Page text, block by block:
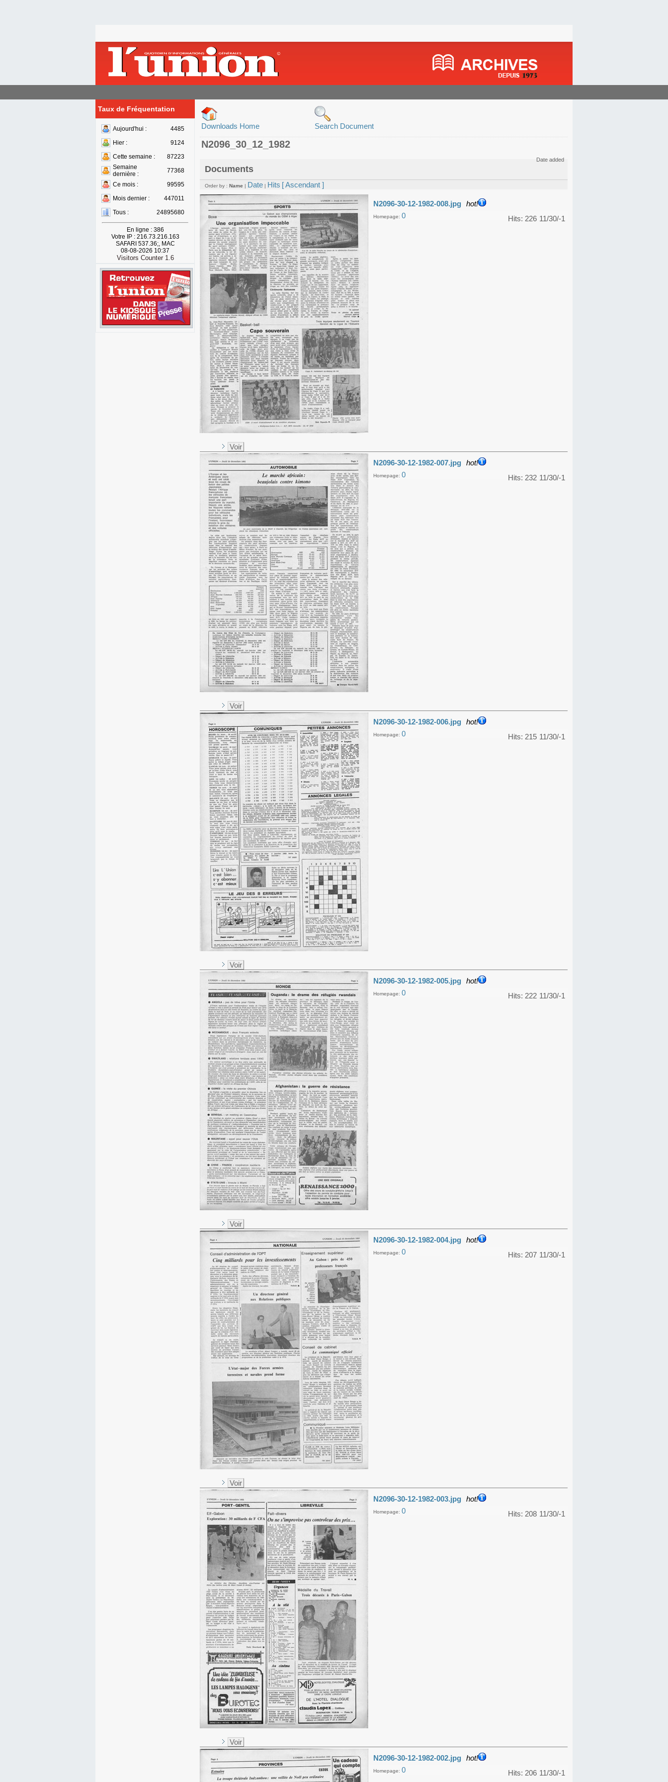
Taux de Fréquentation
Aujourd'hui :
4485
Hier :
9124
Cette semaine :
87223
Semaine
dernière :
77368
Ce mois :
99595
Mois dernier :
447011
Tous :
24895680
En ligne : 386
Votre IP : 216.73.216.163
SAFARI 537.36;, MAC
08-08-2026 10:37
Visitors Counter 1.6
Downloads Home Search Document
N2096_30_12_1982
Documents
Date added
Order by : Name | Date | Hits [ Ascendant ]
N2096-30-12-1982-008.jpg hot!
11/30/-1
Hits: 226
Homepage: 0
Voir
N2096-30-12-1982-007.jpg hot!
11/30/-1
Hits: 232
Homepage: 0
Voir
N2096-30-12-1982-006.jpg hot!
11/30/-1
Hits: 215
Homepage: 0
Voir
N2096-30-12-1982-005.jpg hot!
11/30/-1
Hits: 222
Homepage: 0
Voir
N2096-30-12-1982-004.jpg hot!
11/30/-1
Hits: 207
Homepage: 0
Voir
N2096-30-12-1982-003.jpg hot!
11/30/-1
Hits: 208
Homepage: 0
Voir
N2096-30-12-1982-002.jpg hot!
11/30/-1
Hits: 206
Homepage: 0